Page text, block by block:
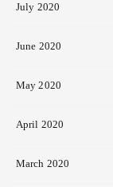
July 2020
June 2020
May 2020
April 2020
March 2020